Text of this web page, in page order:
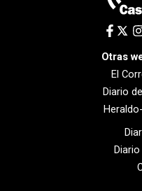
Otras
El
Diario